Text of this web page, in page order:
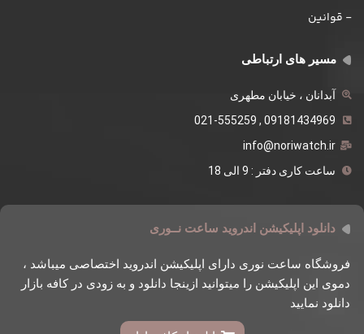
- قوانین
مسیر های ارتباطی
آبدانان ، خیابان مطهری
09181434969 , 021-555259
info@noriwatch.ir
ساعت کاری دفتر : 9 الی 18
دانلود اپلیکیشن اندروید ساعت نــوری
فروشگاه ساعت نوری دارای اپلیکیشن اندروید اختصاصی میباشد ،
دموی این اپلیکیشن را میتوانید ازینجا دانلود و به زودی در کافه بازار
دانلود نمایید